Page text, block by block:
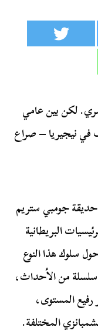
لكن بين عامي
في نيجيريا – صراع
جومبي ستريم
البريطانية
سلوك هذا النوع
من الأحداث،
المستوى،
المختلفة.